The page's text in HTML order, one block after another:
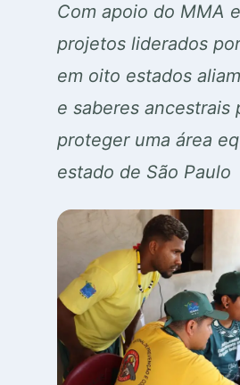
Com apoio do MMA
projetos liderados
em oito estados
e saberes ancestrais
proteger uma área
estado de São Paulo